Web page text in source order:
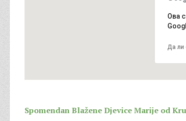
Ова
Да ли
Spomendan Blažene Djevice Marije od